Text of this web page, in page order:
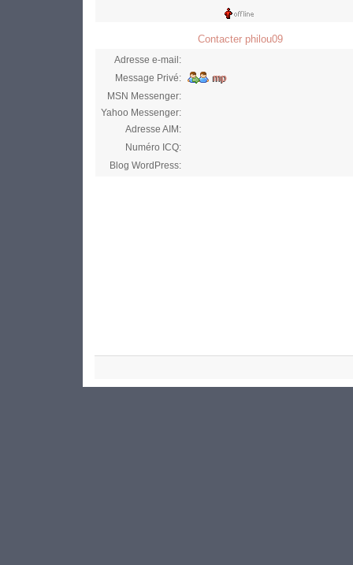
Contacter philou09
Adresse e-mail:
Message Privé:
MSN Messenger:
Yahoo Messenger:
Adresse AIM:
Numéro ICQ:
Blog WordPress: